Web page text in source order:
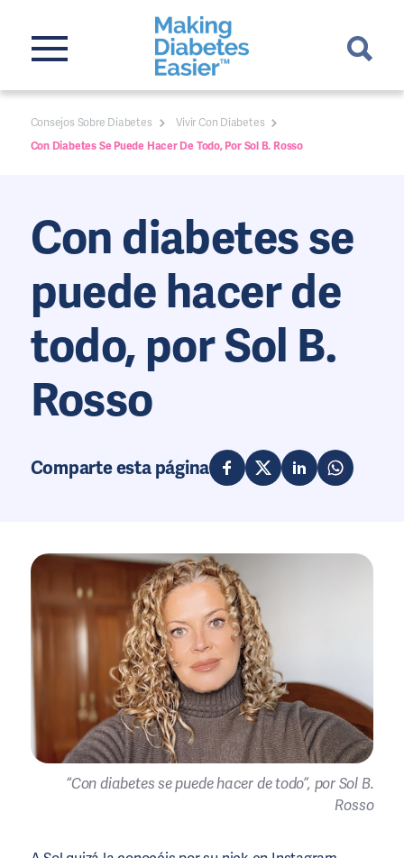
Consejos Sobre Diabetes
Vivir Con Diabetes
Con Diabetes Se Puede Hacer De Todo, Por Sol B. Rosso
Con diabetes se
puede hacer de
todo, por Sol B.
Rosso
Comparte esta página
“Con diabetes se puede hacer de todo”, por Sol B.
Rosso